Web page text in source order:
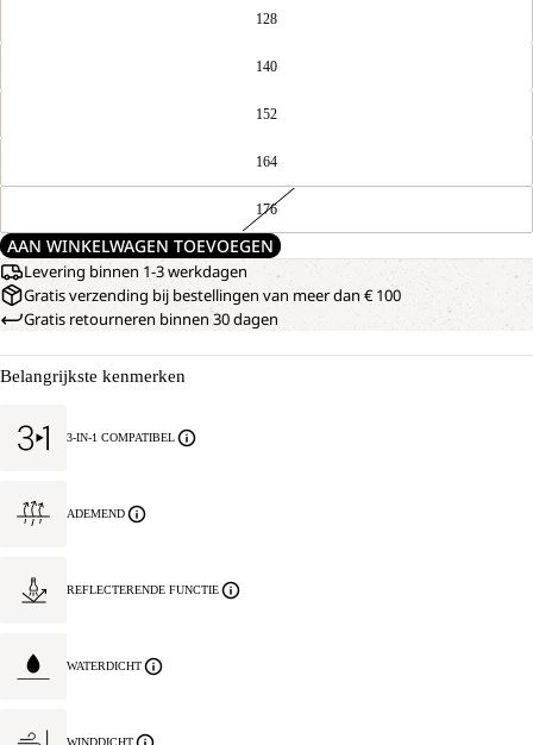
128
140
152
164
176
AAN WINKELWAGEN TOEVOEGEN
Levering binnen 1-3 werkdagen
Gratis verzending bij bestellingen van meer dan € 100
Gratis retourneren binnen 30 dagen
Belangrijkste kenmerken
3-IN-1 COMPATIBEL
ADEMEND
REFLECTERENDE FUNCTIE
WATERDICHT
WINDDICHT